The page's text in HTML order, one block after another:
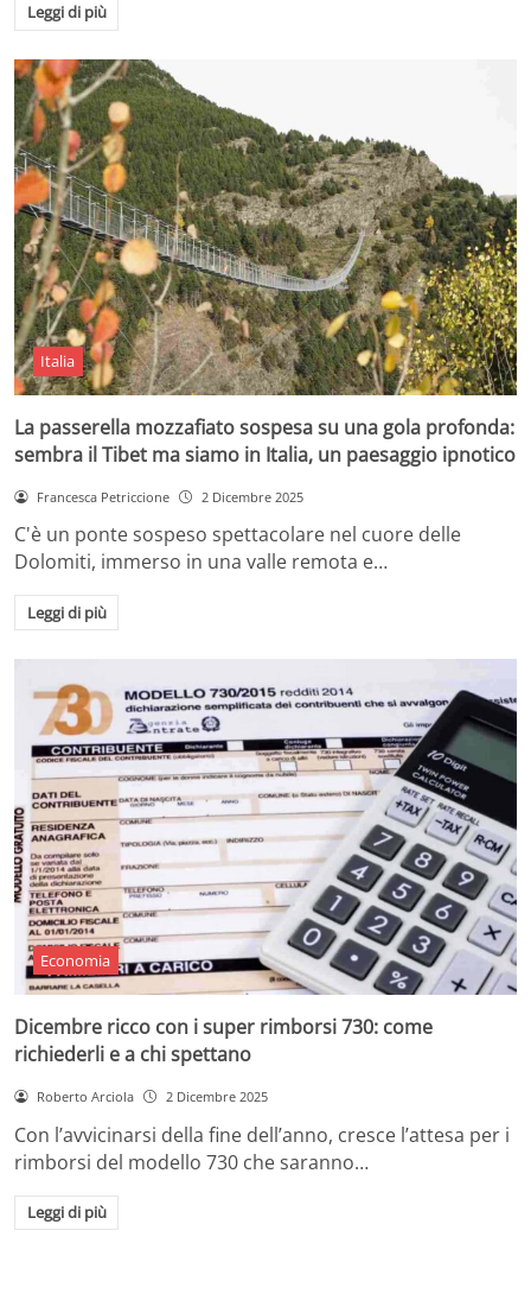
Leggi di più
Italia
La passerella mozzafiato sospesa su una gola profonda:
sembra il Tibet ma siamo in Italia, un paesaggio ipnotico
Francesca Petriccione 2 Dicembre 2025
C'è un ponte sospeso spettacolare nel cuore delle
Dolomiti, immerso in una valle remota e…
Leggi di più
Economia
Dicembre ricco con i super rimborsi 730: come
richiederli e a chi spettano
Roberto Arciola 2 Dicembre 2025
Con l’avvicinarsi della fine dell’anno, cresce l’attesa per i
rimborsi del modello 730 che saranno…
Leggi di più